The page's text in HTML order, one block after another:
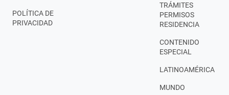
POLÍTICA DE
PRIVACIDAD
TRÁMITES
PERMISOS
RESIDENCIA
CONTENIDO
ESPECIAL
LATINOAMÉRICA
MUNDO